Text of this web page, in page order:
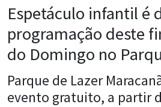
Espetáculo infantil é
programação deste
do Domingo no
Parque de Lazer
evento gratuito, a partir